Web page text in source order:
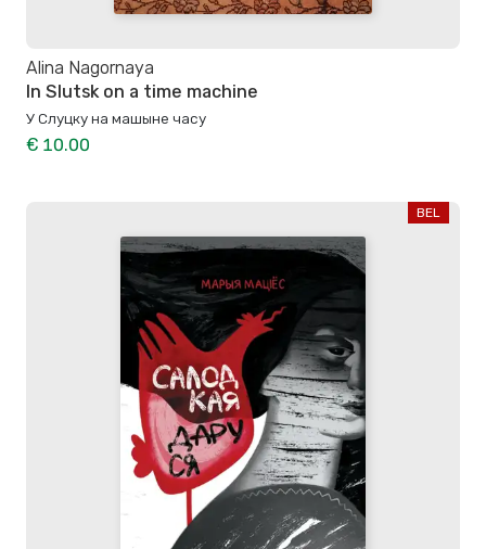
Alina Nagornaya
In Slutsk on a time machine
У Слуцку на машыне часу
€ 10.00
BEL